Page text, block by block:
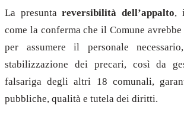
La presuntareversibilità dell’appalto,
come la conferma che il Comune
per assumere il personale
stabilizzazione dei precari, così da
falsariga degli altri 18 comunali,
pubbliche, qualità e tutela dei diritti.